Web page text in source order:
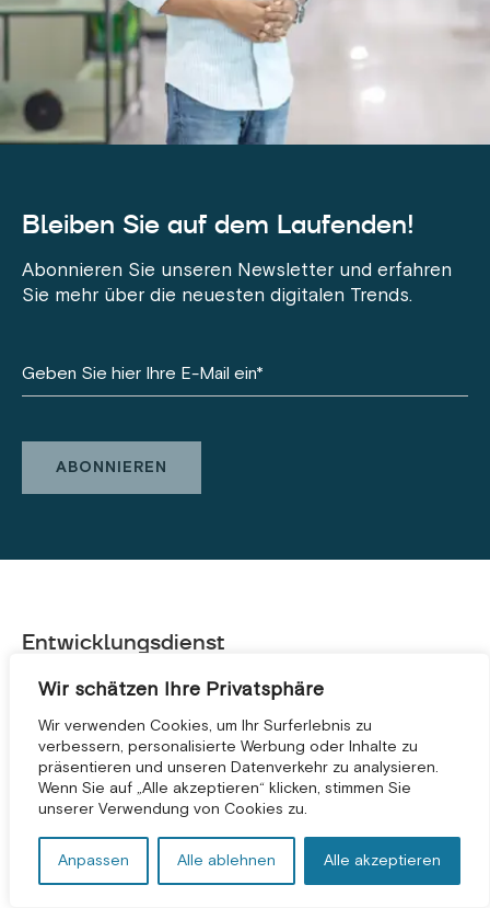
Wir schätzen Ihre Privatsphäre
Wir verwenden Cookies, um Ihr Surferlebnis zu
verbessern, personalisierte Werbung oder Inhalte zu
präsentieren und unseren Datenverkehr zu analysieren.
Wenn Sie auf „Alle akzeptieren“ klicken, stimmen Sie
unserer Verwendung von Cookies zu.
Anpassen Alle ablehnen Alle akzeptieren
KOSTENLOSE BERATUNG *
Bleiben Sie auf dem Laufenden!
Abonnieren Sie unseren Newsletter und erfahren
Sie mehr über die neuesten digitalen Trends.
Entwicklungsdienst
Shopware Agentur
Shopware 5 zu 6 Migration
Shopware Migration
Shopware-SEO-Pakete
Unsere Shopware-Service-Standorte